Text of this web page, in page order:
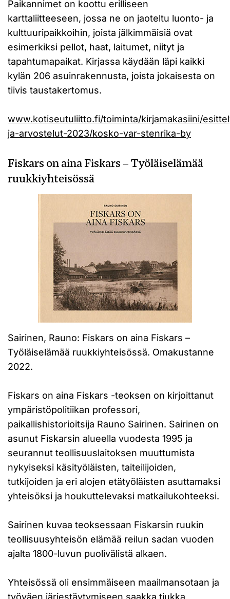
Paikannimet on koottu erilliseen
karttaliitteeseen, jossa ne on jaoteltu luonto- ja
kulttuuripaikkoihin, joista jälkimmäisiä ovat
esimerkiksi pellot, haat, laitumet, niityt ja
tapahtumapaikat. Kirjassa käydään läpi kaikki
kylän 206 asuinrakennusta, joista jokaisesta on
tiivis taustakertomus.
www.kotiseutuliitto.fi/toiminta/kirjamakasiini/
ja-arvostelut-2023/kosko-var-stenrika-by
Fiskars on aina Fiskars – Työläiselämää
ruukkiyhteisössä
Sairinen, Rauno: Fiskars on aina Fiskars –
Työläiselämää ruukkiyhteisössä. Omakustanne
2022.
Fiskars on aina Fiskars -teoksen on kirjoittanut
ympäristöpolitiikan professori,
paikallishistorioitsija Rauno Sairinen. Sairinen on
asunut Fiskarsin alueella vuodesta 1995 ja
seurannut teollisuuslaitoksen muuttumista
nykyiseksi käsityöläisten, taiteilijoiden,
tutkijoiden ja eri alojen etätyöläisten asuttamaksi
yhteisöksi ja houkuttelevaksi matkailukohteeksi.
Sairinen kuvaa teoksessaan Fiskarsin ruukin
teollisuusyhteisön elämää reilun sadan vuoden
ajalta 1800-luvun puolivälistä alkaen.
Yhteisössä oli ensimmäiseen maailmansotaan ja
työväen järjestäytymiseen saakka tiukka